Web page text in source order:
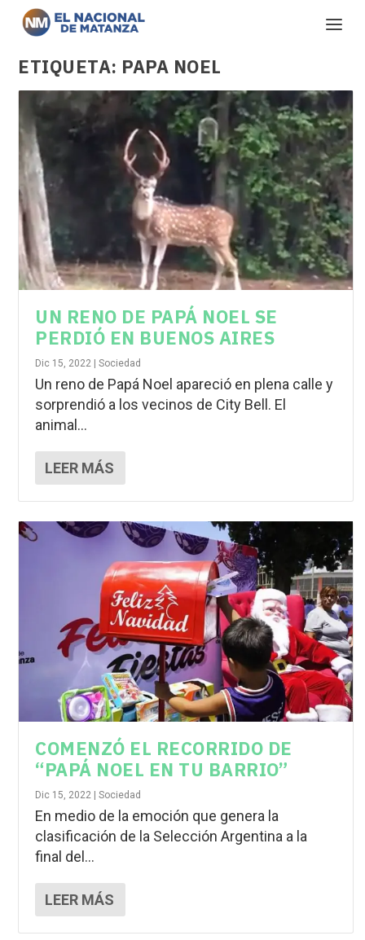
ETIQUETA: PAPA NOEL
UN RENO DE PAPÁ NOEL SE
PERDIÓ EN BUENOS AIRES
Dic 15, 2022 |Sociedad
Un reno de Papá Noel apareció en plena calle y
sorprendió a los vecinos de City Bell. El
animal...
LEER MÁS
COMENZÓ EL RECORRIDO DE
“PAPÁ NOEL EN TU BARRIO”
Dic 15, 2022 |Sociedad
En medio de la emoción que genera la
clasificación de la Selección Argentina a la
final del...
LEER MÁS